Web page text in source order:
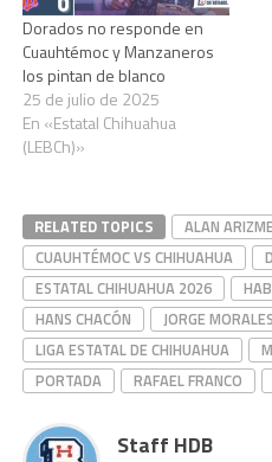
Dorados no responde en
Cuauhtémoc y Manzaneros
los pintan de blanco
25 de julio de 2025
En «Estatal Chihuahua
(LEBCh)»
RELATED TOPICS ALAN
CUAUHTÉMOC VS CHIHUAHUA
ESTATAL CHIHUAHUA 2026
HANS CHACÓN
JORGE MORALES
LIGA ESTATAL DE CHIHUAHUA
PORTADA
RAFAEL FRANCO
Staff HDB